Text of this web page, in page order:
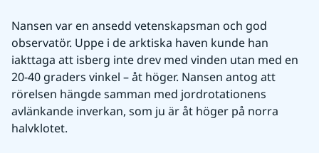
Nansen var en ansedd vetenskapsman och god
observatör. Uppe i de arktiska haven kunde han
iakttaga att isberg inte drev med vinden utan med en
20-40 graders vinkel – åt höger. Nansen antog att
rörelsen hängde samman med jordrotationens
avlänkande inverkan, som ju är åt höger på norra
halvklotet.